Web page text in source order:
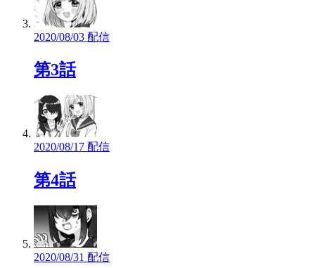
2020/08/03 配信
第3話
2020/08/17 配信
第4話
2020/08/31 配信